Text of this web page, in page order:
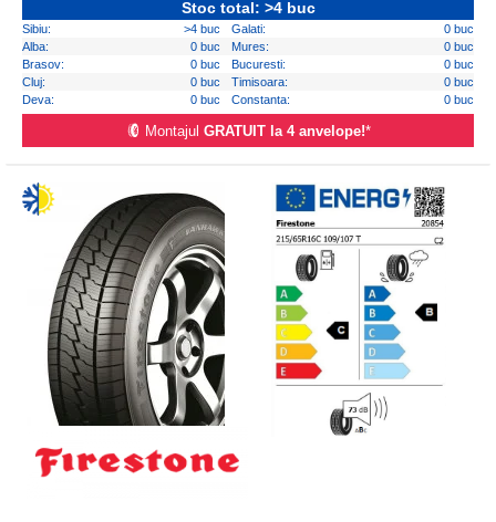
Stoc total: >4 buc
Sibiu: >4 buc Galati:
0 buc
Alba:
0 buc Mures:
0 buc
Brasov:
0 buc Bucuresti:
0 buc
Cluj:
0 buc Timisoara:
0 buc
Deva:
0 buc Constanta: 0 buc
Montajul GRATUIT la 4 anvelope!*